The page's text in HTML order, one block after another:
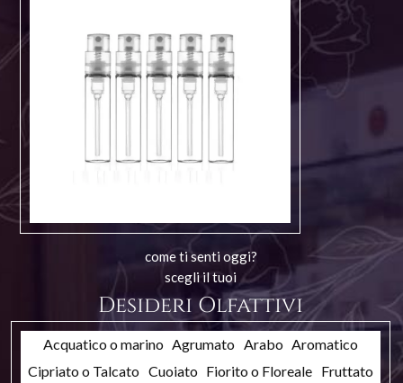
come ti senti oggi?
scegli il tuoi
Desideri Olfattivi
Acquatico o marino Agrumato Arabo Aromatico
Cipriato o Talcato Cuoiato Fiorito o Floreale Fruttato